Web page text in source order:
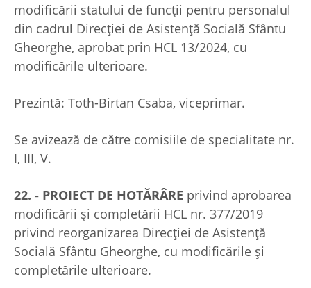
modificării statului de funcţii pentru personalul
din cadrul Direcţiei de Asistenţă Socială Sfântu
Gheorghe, aprobat prin HCL 13/2024, cu
modificările ulterioare.
Prezintă: Toth-Birtan Csaba, viceprimar.
Se avizează de către comisiile de specialitate nr.
I, III, V.
22. - PROIECT DE HOTĂRÂRE privind aprobarea
modificării și completării HCL nr. 377/2019
privind reorganizarea Direcţiei de Asistenţă
Socială Sfântu Gheorghe, cu modificările și
completările ulterioare.